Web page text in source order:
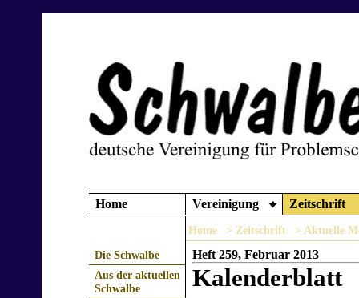
Home Vereinigung Zeitschrift
Die Schwalbe
Aus der aktuellen
Schwalbe
Home > Zeitschrift > Aktuelle
Heft 259, Februar 2013
Kalenderblatt